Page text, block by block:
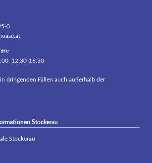
0
12:30-16:30
dringenden Fällen auch außerhalb der
Stockerau
Stockerau